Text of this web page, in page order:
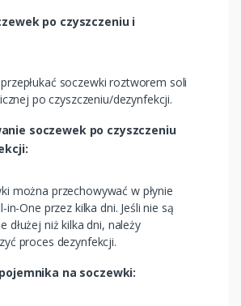
po czyszczeniu i
soczewki roztworem soli
po czyszczeniu/dezynfekcji.
soczewek po czyszczeniu
można przechowywać w płynie
in-One przez kilka dni. Jeśli nie są
dłużej niż kilka dni, należy
proces dezynfekcji.
na soczewki: